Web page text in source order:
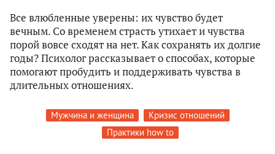
Все влюбленные уверены: их чувство будет
вечным. Со временем страсть утихает и чувства
порой вовсе сходят на нет. Как сохранять их долгие
годы? Психолог рассказывает о способах, которые
помогают пробудить и поддерживать чувства в
длительных отношениях.
Мужчина и женщина
Кризис отношений
Практики how to